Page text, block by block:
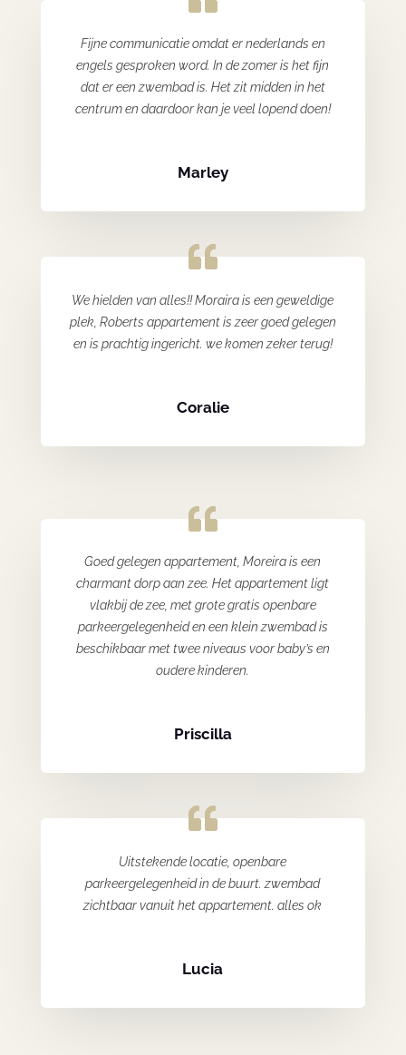
Fijne communicatie omdat er nederlands en
engels gesproken word. In de zomer is het fijn
dat er een zwembad is. Het zit midden in het
centrum en daardoor kan je veel lopend doen!
Marley
We hielden van alles!! Moraira is een geweldige
plek, Roberts appartement is zeer goed gelegen
en is prachtig ingericht. we komen zeker terug!
Coralie
Goed gelegen appartement, Moreira is een
charmant dorp aan zee. Het appartement ligt
vlakbij de zee, met grote gratis openbare
parkeergelegenheid en een klein zwembad is
beschikbaar met twee niveaus voor baby’s en
oudere kinderen.
Priscilla
Uitstekende locatie, openbare
parkeergelegenheid in de buurt. zwembad
zichtbaar vanuit het appartement. alles ok
Lucia